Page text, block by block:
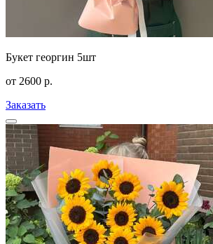
Букет георгин 5шт
от 2600 р.
Заказать